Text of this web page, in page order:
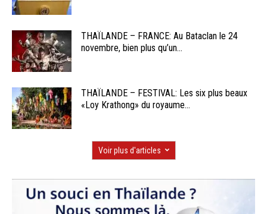
THAÏLANDE – FRANCE: Au Bataclan le 24
novembre, bien plus qu’un...
THAÏLANDE – FESTIVAL: Les six plus beaux
«Loy Krathong» du royaume...
Voir plus d'articles